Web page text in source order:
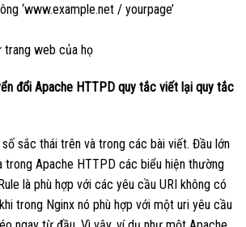
‘www.example.net / yourpage’
trang web của họ
đổi Apache HTTPD quy tắc viết lại quy tắc
sắc thái trên và trong các bài viết. Đầu lớn
Apache HTTPD các biểu hiện thường
là phù hợp với các yêu cầu URI không có
trong Nginx nó phù hợp với một uri yêu cầu